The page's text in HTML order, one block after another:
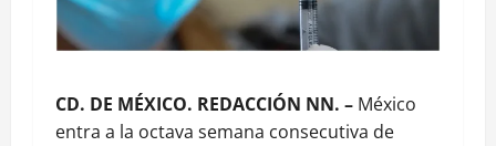
CD. DE MÉXICO. REDACCIÓN NN. – México
entra a la octava semana consecutiva de